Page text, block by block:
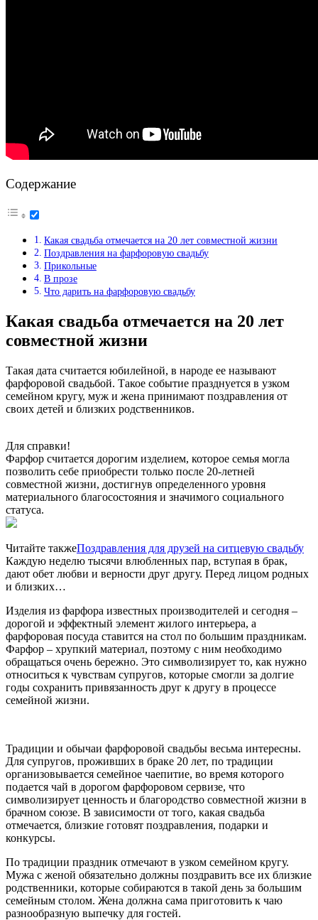
Содержание
Какая свадьба отмечается на 20 лет совместной жизни
Поздравления на фарфоровую свадьбу
Прикольные
В прозе
Что дарить на фарфоровую свадьбу
Какая свадьба отмечается на 20 лет
совместной жизни
Такая дата считается юбилейной, в народе ее называют
фарфоровой свадьбой. Такое событие празднуется в узком
семейном кругу, муж и жена принимают поздравления от
своих детей и близких родственников.
Для справки!
Фарфор считается дорогим изделием, которое семья могла
позволить себе приобрести только после 20-летней
совместной жизни, достигнув определенного уровня
материального благосостояния и значимого социального
статуса.
Читайте такжеПоздравления для друзей на ситцевую свадьбу
Каждую неделю тысячи влюбленных пар, вступая в брак,
дают обет любви и верности друг другу. Перед лицом родных
и близких…
Изделия из фарфора известных производителей и сегодня –
дорогой и эффектный элемент жилого интерьера, а
фарфоровая посуда ставится на стол по большим праздникам.
Фарфор – хрупкий материал, поэтому с ним необходимо
обращаться очень бережно. Это символизирует то, как нужно
относиться к чувствам супругов, которые смогли за долгие
годы сохранить привязанность друг к другу в процессе
семейной жизни.
Традиции и обычаи фарфоровой свадьбы весьма интересны.
Для супругов, проживших в браке 20 лет, по традиции
организовывается семейное чаепитие, во время которого
подается чай в дорогом фарфоровом сервизе, что
символизирует ценность и благородство совместной жизни в
брачном союзе. В зависимости от того, какая свадьба
отмечается, близкие готовят поздравления, подарки и
конкурсы.
По традиции праздник отмечают в узком семейном кругу.
Мужа с женой обязательно должны поздравить все их близкие
родственники, которые собираются в такой день за большим
семейным столом. Жена должна сама приготовить к чаю
разнообразную выпечку для гостей.